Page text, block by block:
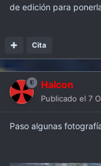
de edición para
Cita
Halcon
Publicado el 7
Paso algunas